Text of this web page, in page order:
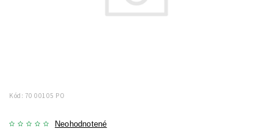
Kód: 70 00105 PO
Neohodnotené